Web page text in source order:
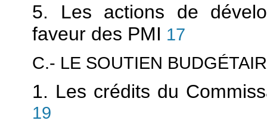
5. Les actions de
faveur des PMI 17
C.- LE SOUTIEN
1. Les crédits du
19